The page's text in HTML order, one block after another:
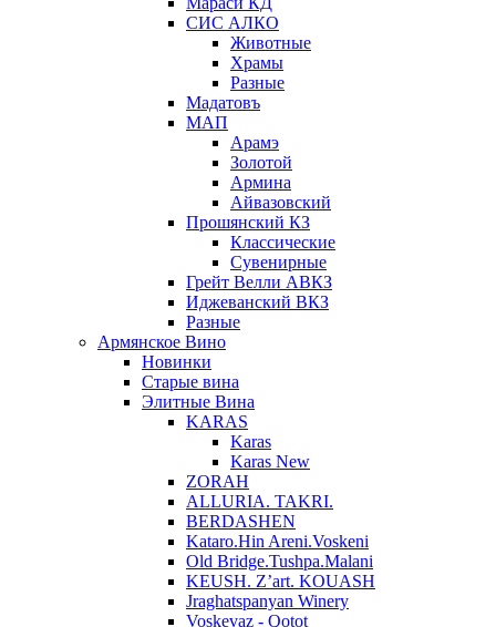
СИС АЛКО
Животные
Храмы
Разные
Мадатовъ
МАП
Арамэ
Золотой
Армина
Айвазовский
Прошянский КЗ
Классические
Сувенирные
Грейт Велли АВКЗ
Иджеванский ВКЗ
Разные
Армянское Вино
Новинки
Старые вина
Элитные Вина
KARAS
Karas
Karas New
ZORAH
ALLURIA. TAKRI.
BERDASHEN
Kataro.Hin Areni.Voskeni
Old Bridge.Tushpa.Malani
KEUSH. Z’art. KOUASH
Jraghatspanyan Winery
Voskevaz - Qotot